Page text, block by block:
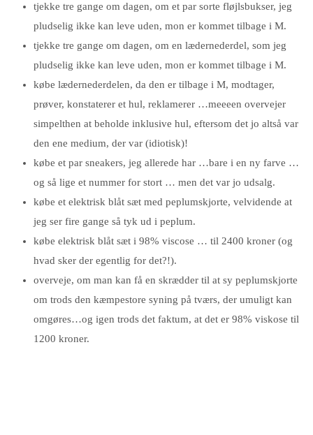
tjekke tre gange om dagen, om et par sorte fløjlsbukser, jeg
pludselig ikke kan leve uden, mon er kommet tilbage i M.
tjekke tre gange om dagen, om en lædernederdel, som jeg
pludselig ikke kan leve uden, mon er kommet tilbage i M.
købe lædernederdelen, da den er tilbage i M, modtager,
prøver, konstaterer et hul, reklamerer …meeeen overvejer
simpelthen at beholde inklusive hul, eftersom det jo altså var
den ene medium, der var (idiotisk)!
købe et par sneakers, jeg allerede har …bare i en ny farve …
og så lige et nummer for stort … men det var jo udsalg.
købe et elektrisk blåt sæt med peplumskjorte, velvidende at
jeg ser fire gange så tyk ud i peplum.
købe elektrisk blåt sæt i 98% viscose … til 2400 kroner (og
hvad sker der egentlig for det?!).
overveje, om man kan få en skrædder til at sy peplumskjorte
om trods den kæmpestore syning på tværs, der umuligt kan
omgøres…og igen trods det faktum, at det er 98% viskose til
1200 kroner.